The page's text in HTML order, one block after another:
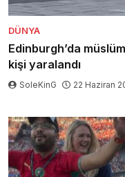
DÜNYA
Edinburgh’da
kişi yaralandı
SoleKinG 22 Haziran